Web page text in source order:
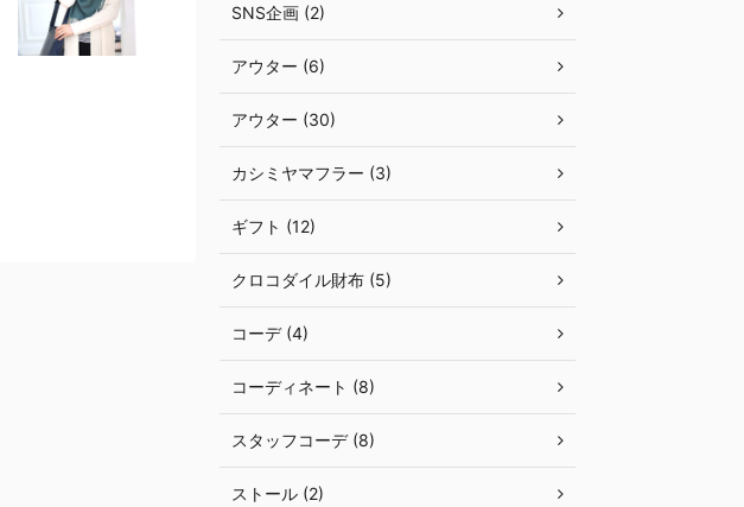
SNS企画 (2)
アウター (6)
アウター (30)
カシミヤマフラー (3)
ギフト (12)
クロコダイル財布 (5)
コーデ (4)
コーディネート (8)
スタッフコーデ (8)
ストール (2)